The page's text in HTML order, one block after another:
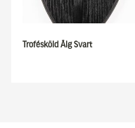
Trofésköld Älg Svart